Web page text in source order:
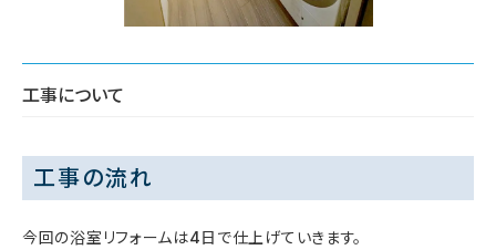
工事について
工事の流れ
今回の浴室リフォームは4日で仕上げていきます。